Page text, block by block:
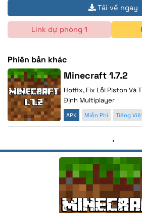
Tải về ngay
Link dự phòng 1
Phiên bản khác
Minecraft 1.7.2
Hotfix, Fix Lỗi Piston Và
Định Multiplayer
APK Miễn Phí Tiếng
,